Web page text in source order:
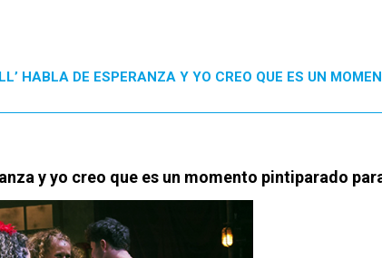
HABLA DE ESPERANZA Y YO CREO QUE ES UN
y yo creo que es un momento pintiparado